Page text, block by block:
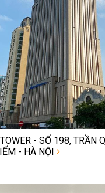
- SỐ 198, TRẦN
- HÀ NỘI